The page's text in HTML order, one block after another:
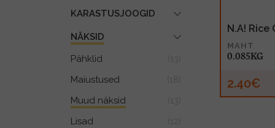
KARASTUSJOOGID
NÄKSID
Pähklid
Maiustused
Muud näksid
Lisad
N.A! Rice
MAHT
0.085KG
2.40€